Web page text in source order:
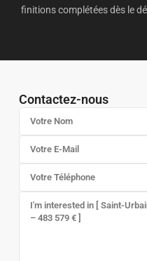
finitions complétées dès le
Contactez-nous